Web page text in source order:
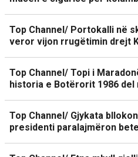
Top Channel/ Portokalli në
veror vijon rrugëtimin drejt
Top Channel/ Topi i
historia e Botërorit 1986 del
Top Channel/ Gjykata
presidenti paralajmëron